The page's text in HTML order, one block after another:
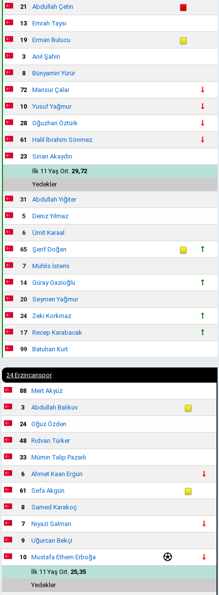
21 Abdullah Çetin
13 Emrah Taysı
19 Erman Bulucu
3 Anıl Şahin
8 Bünyamin Yürür
72 Mansur Çalar
10 Yusuf Yağmur
28 Oğuzhan Öztürk
61 Halil İbrahim Sönmez
23
Sinan Akaydin
İlk 11 Yaş Ort. 29,72
Yedekler
31 Abdullah Yiğiter
5 Deniz Yılmaz
6 Ümit Karaal
65 Şerif Doğan
7 Muhlis İstemi
14 Güray Gazioğlu
20 Seymen Yağmur
24 Zeki Korkmaz
17 Recep Karabacak
99 Batuhan Kurt
24 Erzincanspor
88 Mert Akyüz
3 Abdullah Balıkuv
24 Oğuz Özden
48 Rıdvan Türker
33 Mümin Talip Pazarlı
6 Ahmet Kaan Ergün
61 Sefa Akgün
8 Samed Karakoç
7 Niyazi Salman
9 Uğurcan Bekçi
10
Mustafa Ethem Erboğa
İlk 11 Yaş Ort. 25,35
Yedekler